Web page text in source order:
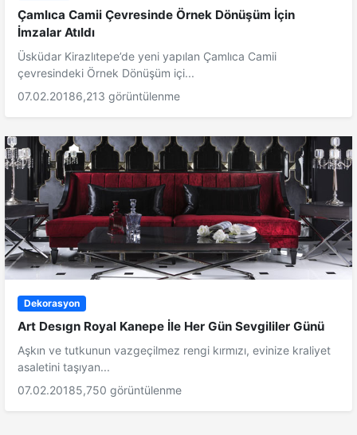
Çamlıca Camii Çevresinde Örnek Dönüşüm İçin
İmzalar Atıldı
Üsküdar Kirazlıtepe’de yeni yapılan Çamlıca Camii
çevresindeki Örnek Dönüşüm içi...
07.02.20186,213 görüntülenme
Dekorasyon
Art Desıgn Royal Kanepe İle Her Gün Sevgililer Günü
Aşkın ve tutkunun vazgeçilmez rengi kırmızı, evinize kraliyet
asaletini taşıyan...
07.02.20185,750 görüntülenme